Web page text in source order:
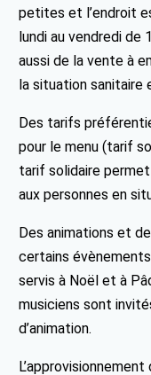
petites et l’endroit
lundi au vendredi de
aussi de la vente à
la situation sanitaire
Des tarifs
pour le menu (tarif
tarif solidaire
aux personnes en
Des animations et
certains
servis à Noël et à
musiciens sont
d’animation.